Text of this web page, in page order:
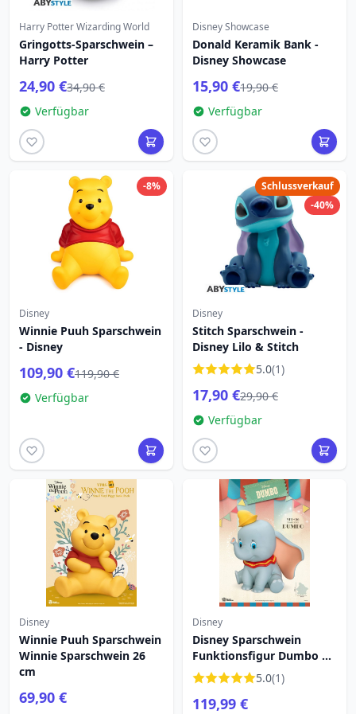
Harry Potter Wizarding World
Gringotts-Sparschwein –
Harry Potter
24,90 €34,90 €
Verfügbar
Disney Showcase
Donald Keramik Bank -
Disney Showcase
15,90 €19,90 €
Verfügbar
-8%
Disney
Winnie Puuh Sparschwein
- Disney
109,90 €119,90 €
Verfügbar
Schlussverkauf
-40%
Disney
Stitch Sparschwein -
Disney Lilo & Stitch
5.0(1)
17,90 €29,90 €
Verfügbar
Disney
Winnie Puuh Sparschwein
Winnie Sparschwein 26
cm
69,90 €
Disney
Disney Sparschwein
Funktionsfigur Dumbo 34
cm
5.0(1)
119,99 €